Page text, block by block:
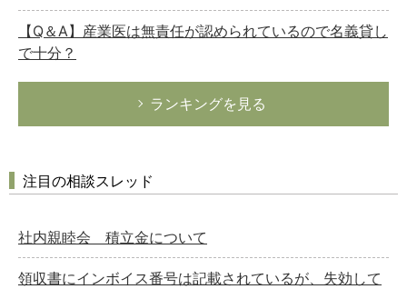
【Q＆A】産業医は無責任が認められているので名義貸し
で十分？
ランキングを見る
注目の相談スレッド
社内親睦会 積立金について
領収書にインボイス番号は記載されているが、失効して